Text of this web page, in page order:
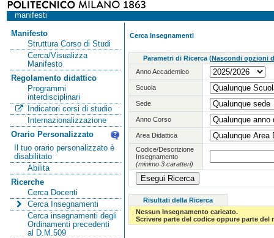
manifesti
Manifesto
Struttura Corso di Studi
Cerca/Visualizza
Manifesto
Regolamento didattico
Programmi
interdisciplinari
Indicatori corsi di studio
Internazionalizzazione
Orario Personalizzato
Il tuo orario personalizzato è
disabilitato
Abilita
Ricerche
Cerca Docenti
Cerca Insegnamenti
Cerca insegnamenti degli
Ordinamenti precedenti
al D.M.509
Cerca Insegnamenti
Parametri di Ricerca (Nascondi opzioni
Anno Accademico
Scuola
Sede
Anno Corso
Area Didattica
Codice/Descrizione
Insegnamento
(minimo 3 caratteri)
Risultati della Ricerca
Nessun Insegnamento caricato.
Scrivere parte del codice oppure parte